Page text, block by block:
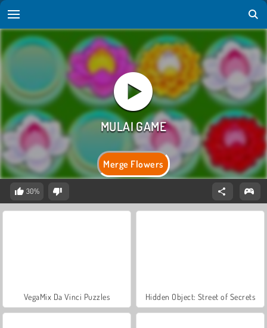
Merge Flowers
30%
VegaMix Da Vinci Puzzles Hidden Object: Street of Secrets